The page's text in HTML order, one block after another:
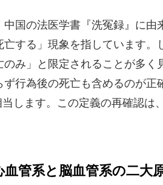
中国の法医学書『洗冤録』に
する」現象を指しています
み」と限定されることが多く
行為後の死亡も含めるのが正
します。この定義の再確認は
管系と脳血管系の二大